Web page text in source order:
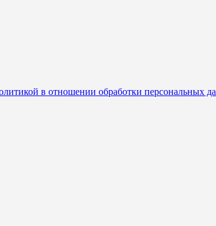
в отношении обработки персональных